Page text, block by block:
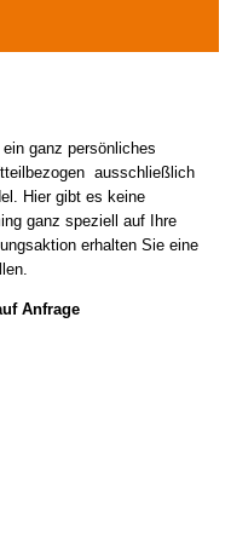
ganz persönliches
ausschließlich
Hier gibt es keine
ganz speziell auf Ihre
erhalten Sie eine
Anfrage